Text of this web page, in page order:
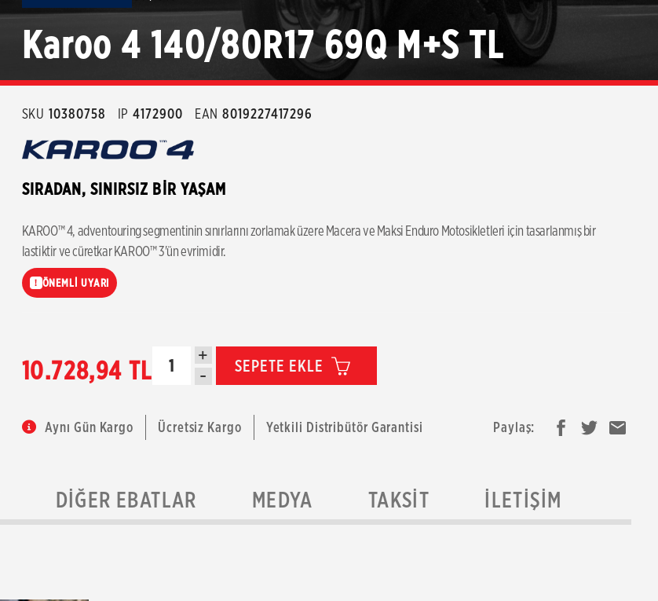
Karoo 4 140/80R17 69Q M+S TL
SKU 10380758 IP 4172900 EAN 8019227417296
SIRADAN, SINIRSIZ BİR YAŞAM
KAROO™ 4, adventouring segmentinin sınırlarını zorlamak üzere Macera ve Maksi Enduro Motosikletleri için tasarlanmış bir
lastiktir ve cüretkar KAROO™ 3'ün evrimidir.
! ÖNEMLİ UYARI
10.728,94 TL +
- SEPETE EKLE
Aynı Gün Kargo Ücretsiz Kargo Yetkili Distribütör Garantisi Paylaş:
DIĞER EBATLAR MEDYA TAKSIT İLETIŞIM